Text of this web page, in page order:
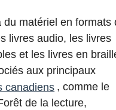
matériel en formats
livres audio, les livres
et les livres en
aux principaux
canadiens , comme le
de la lecture,